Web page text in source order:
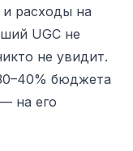
и расходы на
UGC не
не увидит.
бюджета
на его